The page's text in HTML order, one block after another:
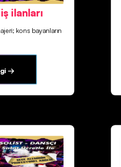
ilanları
kons bayanların
→